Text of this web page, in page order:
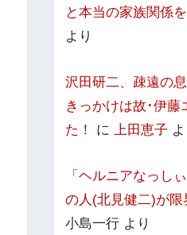
と本当の家族関係
より
沢田研二、疎遠の
きっかけは故･伊藤
た！
に 上田恵子
「ヘルニアなっし
の人(北見健二)が限
小島一行 より